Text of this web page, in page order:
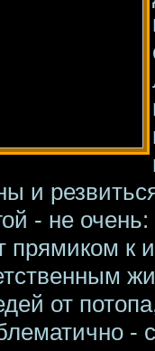
и
- не
прямиком к
от
-